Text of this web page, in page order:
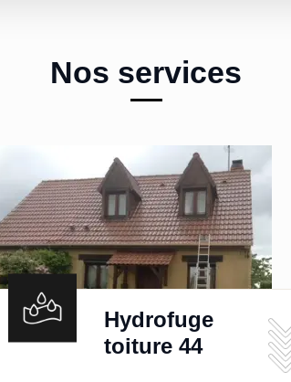
Nos services
Hydrofuge
toiture 44